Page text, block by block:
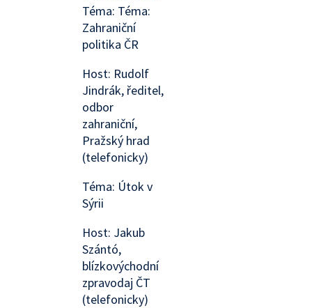
Téma: Téma:
Zahraniční
politika ČR
Host: Rudolf
Jindrák, ředitel,
odbor
zahraniční,
Pražský hrad
(telefonicky)
Téma: Útok v
Sýrii
Host: Jakub
Szántó,
blízkovýchodní
zpravodaj ČT
(telefonicky)